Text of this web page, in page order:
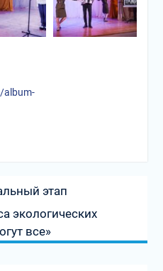
album-
этап
экологических
все»